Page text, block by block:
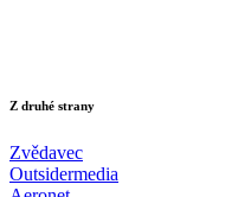
Z druhé strany
Zvědavec
Outsidermedia